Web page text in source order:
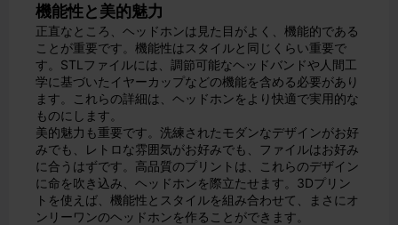
機能性と美的魅力
正直なところ、ヘッドホンは見た目がよく、機能的である
ことが重要です。機能性はスタイルと同じくらい重要で
す。STLファイルには、調節可能なヘッドバンドや人間工
学に基づいたイヤーカップなどの機能を含める必要があり
ます。これらの詳細は、ヘッドホンをより快適で実用的な
ものにします。
美的魅力も重要です。洗練されたモダンなデザインがお好
みでも、レトロな雰囲気がお好みでも、ファイルはお好み
に合うはずです。高品質のプリントは、これらのデザイン
に命を吹き込み、ヘッドホンを際立たせます。3Dプリン
トを使えば、機能性とスタイルを組み合わせて、まさにオ
ンリーワンのヘッドホンを作ることができます。